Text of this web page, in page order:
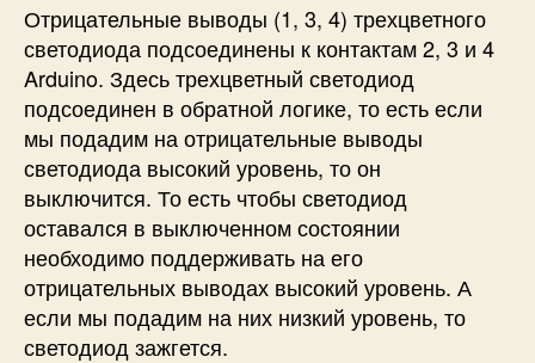
Отрицательные выводы (1, 3, 4) трехцветного
светодиода подсоединены к контактам 2, 3 и 4
Arduino. Здесь трехцветный светодиод
подсоединен в обратной логике, то есть если
мы подадим на отрицательные выводы
светодиода высокий уровень, то он
выключится. То есть чтобы светодиод
оставался в выключенном состоянии
необходимо поддерживать на его
отрицательных выводах высокий уровень. А
если мы подадим на них низкий уровень, то
светодиод зажгется.